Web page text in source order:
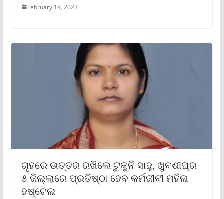
February 19, 2023
ଗୃହରେ ଉତ୍ତର ରଖିଲେ ଟୁକୁନି ସାହୁ, ଖୁବଶୀଘ୍ର
୫ ଜିଲ୍ଲାରେ ପ୍ରତିଷ୍ଠା ହେବ କର୍ମଜୀବୀ ମହିଳା
ହଷ୍ଟେଲ